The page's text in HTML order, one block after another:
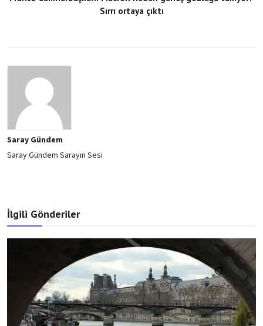
Sırrı ortaya çıktı
Saray Gündem
Saray Gündem Sarayın Sesi
İlgili Gönderiler